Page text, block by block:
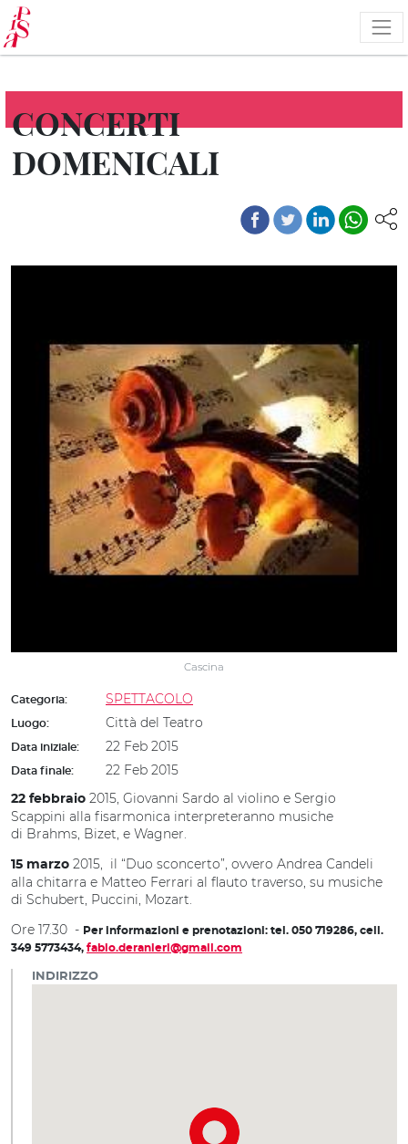
Salta
al
contenuto
principale
CONCERTI
DOMENICALI
Cascina
Categoria: SPETTACOLO
Luogo: Città del Teatro
Data iniziale: 22 Feb 2015
Data finale: 22 Feb 2015
22 febbraio 2015, Giovanni Sardo al violino e Sergio
Scappini alla fisarmonica interpreteranno musiche
di Brahms, Bizet, e Wagner.
15 marzo 2015, il “Duo sconcerto”, ovvero Andrea Candeli
alla chitarra e Matteo Ferrari al flauto traverso, su musiche
di Schubert, Puccini, Mozart.
Ore 17.30 - Per informazioni e prenotazioni: tel. 050 719286, cell.
349 5773434, fabio.deranieri@gmail.com
INDIRIZZO